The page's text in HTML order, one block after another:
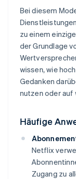
Bei diesem
zu einem
der Grundlage
wissen, wie
Gedanken
nutzen oder auf
Häufige
Netflix
Zugang zu